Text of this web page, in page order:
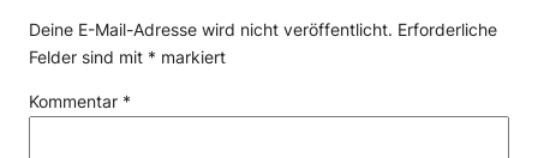
Deine E-Mail-Adresse wird nicht veröffentlicht. Erforderliche
Felder sind mit * markiert
Kommentar *